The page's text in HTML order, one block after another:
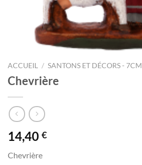
ACCUEIL / SANTONS ET DÉCORS - 7CM
Chevrière
14,40 €
Chevrière